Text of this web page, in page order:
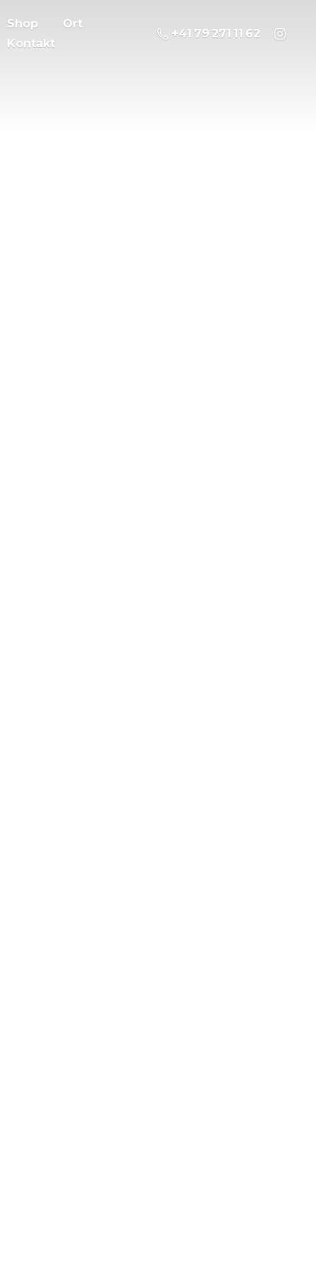
Shop
Ort
Kontakt
‭+41 79 271 11 62